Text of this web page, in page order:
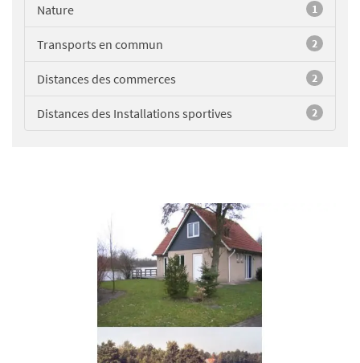
Nature 1
Transports en commun 2
Distances des commerces 2
Distances des Installations sportives 2